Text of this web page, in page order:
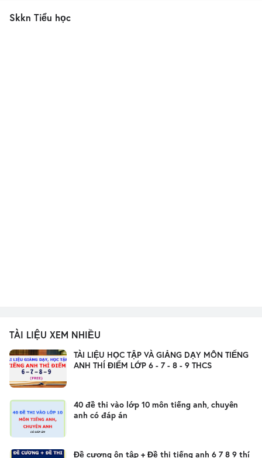
Skkn Tiểu học
TÀI LIỆU XEM NHIỀU
TÀI LIỆU HỌC TẬP VÀ GIẢNG DẠY MÔN TIẾNG
ANH THÍ ĐIỂM LỚP 6 - 7 - 8 - 9 THCS
40 đề thi vào lớp 10 môn tiếng anh, chuyên
anh có đáp án
Đề cương ôn tập + Đề thi tiếng anh 6 7 8 9 thí